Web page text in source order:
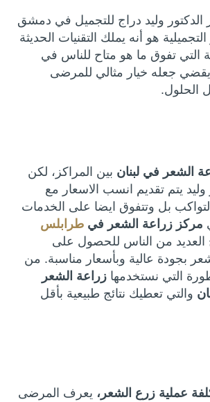
الدكتور وليد دراج للتجميل في دمشق
هو أنه يملك التقنيات الحديثة
التي تفوق ما هو متاح للناس في
يقضي جعله خيار مثالي للمرضى
الحلول.
الشعر في لبنان بين المراكز، لكن
يتم تقديم انسب الاسعار مع
بل وتتفوق ايضا على الخدمات
مركز زراعة الشعر فيطرابلس
من الناس للحصول على
بجودة عالية وبأسعار مناسبة. من
التي نستخدمهازراعة الشعر
والتي تعطيك نتائج طبيعية بأقل
عملية زرع الشعر، يعرف المرضى